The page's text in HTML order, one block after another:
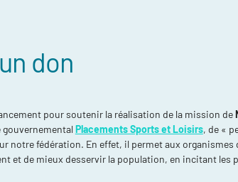
don
pour soutenir la réalisation de la mission de
gouvernementalPlacements Sports et Loisirs, de «
notre fédération. En effet, il permet aux
et de mieux desservir la population, en incitant